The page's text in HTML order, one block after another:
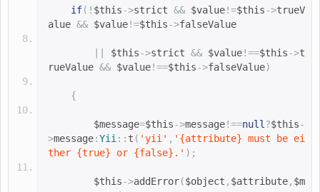
if(! $this->strict && $value!=$this->trueV
alue && $value!=$this->falseValue
$this->strict && $value!==$this->t
rueValue && $value!==$this->falseValue)
{
$message=$this->message!==null?$this-
>message:Yii:: t ( 'yii' , '{attribute} must be ei
ther {true} or {false}.' );
$this->addError($object , $attribute, $m